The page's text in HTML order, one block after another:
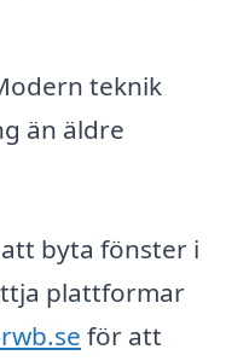
teknik
än äldre
byta fönster i
plattformar
för att